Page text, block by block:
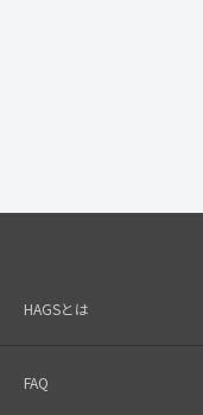
HAGSとは
FAQ